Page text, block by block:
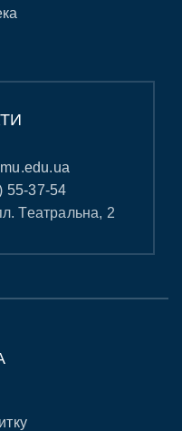
55-37-54
Театральна, 2